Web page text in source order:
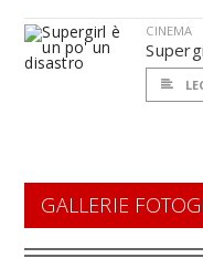
CINEMA
GALLERIE